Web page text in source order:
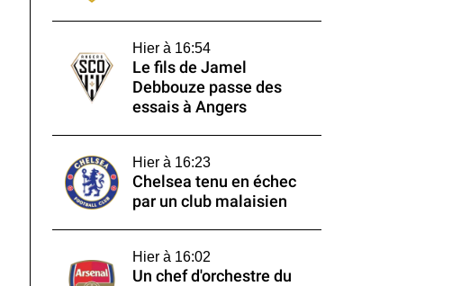
Hier à 16:54
Le fils de Jamel
Debbouze passe des
essais à Angers
Hier à 16:23
Chelsea tenu en échec
par un club malaisien
Hier à 16:02
Un chef d'orchestre du